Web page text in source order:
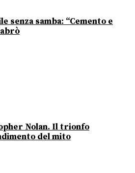
senza samba: “Cemento e
Nolan. Il trionfo
del mito